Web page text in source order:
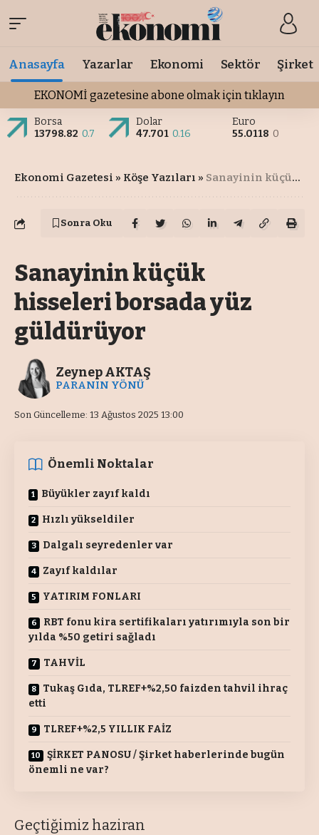
Anasayfa Yazarlar Ekonomi Sektör Şirket
EKONOMİ gazetesine abone olmak için tıklayın
Borsa
13798.82 0.7
Dolar
47.701 0.16
Euro
55.0118 0
Ekonomi Gazetesi » Köşe Yazıları » Sanayinin küçük hisseleri borsada yüz güldürüyor
Sonra Oku
Sanayinin küçük
hisseleri borsada yüz
güldürüyor
Son Güncelleme: 13 Ağustos 2025 13:00
Zeynep AKTAŞ
PARANIN YÖNÜ
Önemli Noktalar
Büyükler zayıf kaldı
Hızlı yükseldiler
Dalgalı seyredenler var
Zayıf kaldılar
YATIRIM FONLARI
RBT fonu kira sertifikaları yatırımıyla son bir
yılda %50 getiri sağladı
TAHVİL
Tukaş Gıda, TLREF+%2,50 faizden tahvil ihraç
etti
TLREF+%2,5 YILLIK FAİZ
ŞİRKET PANOSU / Şirket haberlerinde bugün
önemli ne var?
Geçtiğimiz haziran